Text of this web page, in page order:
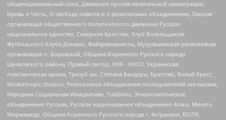
общенациональный союз, Движение против нелегальной иммиграции,
Кровь и Честь, О свободе совести и о религиозных объединениях, Омская
организация общественного политического движения Русское
национальное единство, Северное Братство, Клуб Болельщиков
Футбольного Клуба Динамо, Файзрахманисты, Мусульманская религиозная
организация п. Боровский, Община Коренного Русского народа
Щелковского района, Правый сектор, УНА - УНСО, Украинская
повстанческая армия, Тризуб им. Степана Бандеры, Братство, Белый Крест,
Misanthropic division, Религиозное объединение последователей инглиизма,
Народная Социальная Инициатива, TulaSkins, Этнополитическое
объединение Русские, Русское национальное объединение Атака, Мечеть
Мирмамеда, Община Коренного Русского народа г. Астрахани, ВОЛЯ,